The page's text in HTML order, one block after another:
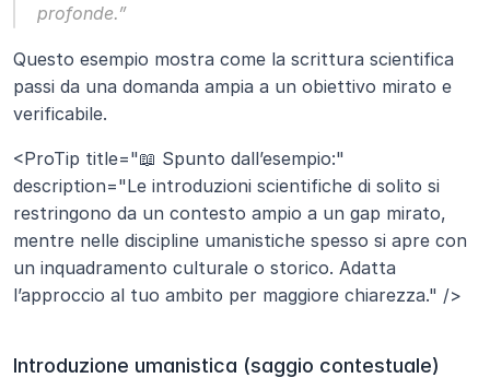
profonde.”
Questo esempio mostra come la scrittura scientifica
passi da una domanda ampia a un obiettivo mirato e
verificabile.
<ProTip title="📖 Spunto dall’esempio:"
description="Le introduzioni scientifiche di solito si
restringono da un contesto ampio a un gap mirato,
mentre nelle discipline umanistiche spesso si apre con
un inquadramento culturale o storico. Adatta
l’approccio al tuo ambito per maggiore chiarezza." />
Introduzione umanistica (saggio contestuale)